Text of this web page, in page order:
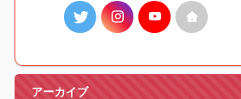
アーカイブ